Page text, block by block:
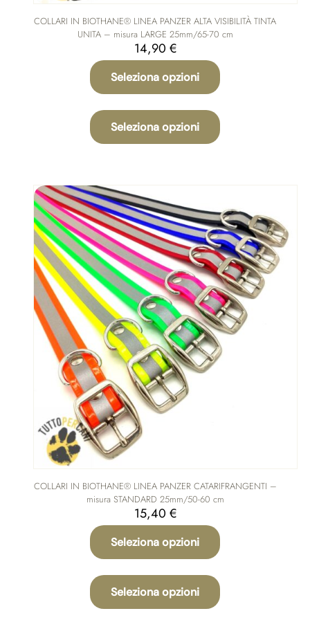
COLLARI IN BIOTHANE® LINEA PANZER ALTA VISIBILITÀ TINTA
UNITA – misura LARGE 25mm/65-70 cm
14,90 €
Seleziona opzioni
Seleziona opzioni
prodotto
ha
essere
scelte
nella
pagina
del
prodotto
COLLARI IN BIOTHANE® LINEA PANZER CATARIFRANGENTI –
misura STANDARD 25mm/50-60 cm
15,40 €
Seleziona opzioni
Seleziona opzioni
prodotto
ha